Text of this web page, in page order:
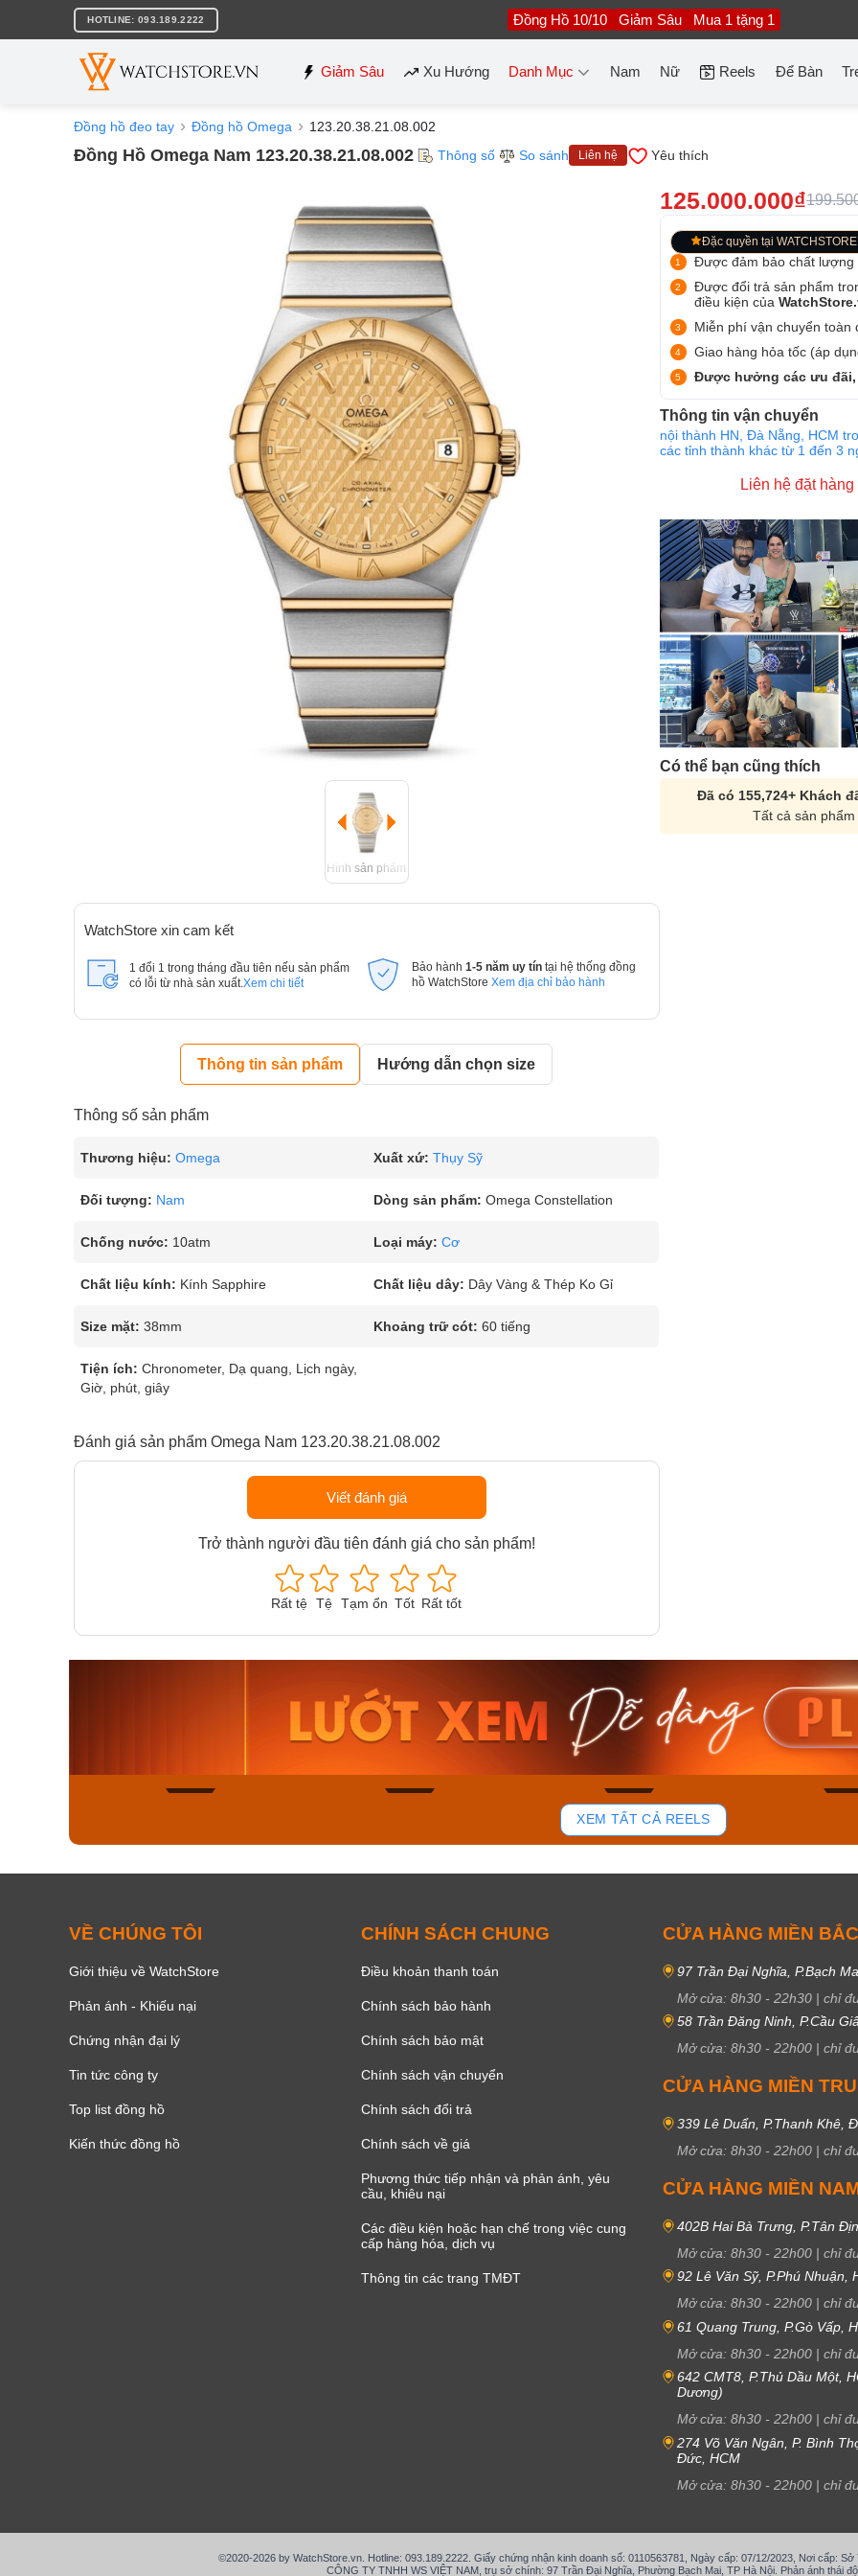
nội
HOTLINE: 093.189.2222 Đồng Hồ 10/10 Giảm Sâu Mua 1 tặng 1
Giảm Sâu Xu Hướng Danh Mục Nam Nữ Reels Để Bàn
Đồng hồ đeo tay Đồng hồ Omega 123.20.38.21.08.002
Đồng Hồ Omega Nam 123.20.38.21.08.002 Thông số So sánh Liên hệ Yêu thích
Hình sản phẩm
WatchStore xin cam kết
1 đổi 1 trong tháng đầu tiên nếu sản phẩm
có lỗi từ nhà sản xuất. Xem chi tiết
Bảo hành 1-5 năm uy tín tại hệ thống đồng
hồ WatchStore Xem địa chỉ bảo hành
Thông tin sản phẩm Hướng dẫn chọn size
Thông số sản phẩm
Thương hiệu: Omega Xuất xứ: Thụy Sỹ
Đối tượng: Nam Dòng sản phẩm: Omega Constellation
Chống nước: 10atm Loại máy: Cơ
Chất liệu kính: Kính Sapphire Chất liệu dây: Dây Vàng & Thép Ko Gỉ
Size mặt: 38mm Khoảng trữ cót: 60 tiếng
Tiện ích: Chronometer, Dạ quang, Lịch ngày,
Giờ, phút, giây
Đánh giá sản phẩm Omega Nam 123.20.38.21.08.002
Viết đánh giá
Trở thành người đầu tiên đánh giá cho sản phẩm!
Rất tệ Tệ Tạm ổn Tốt Rất tốt
125.000.000₫
Đặc quyền tại WATCHSTORE
Được đảm bảo chất lượng
Được đổi trả sản phẩm
điều kiện của
Miễn phí vận chuyển toàn
Giao hàng hỏa tốc (áp
Được hưởng các ưu đãi,
Thông tin vận chuyển
nội thành HN, Đà Nẵng, HCM
các tỉnh thành khác từ 1 đến 3
Liên hệ đặt hàng
Có thể bạn cũng thích
Đã có 155,724+ Khách
Tất cả sản
Casio Nam MTS-
115D-1AVDF
2.823.000₫
2.399.550₫
Mua ngay
37
Casio Nam MTS-
RS100L-1AVDF
4.276.000₫
3.634.600₫
Casio
230EL-
Mua
XEM TẤT CẢ REELS
VỀ CHÚNG TÔI
Giới thiệu về WatchStore
Phản ánh - Khiếu nại
Chứng nhận đại lý
Tin tức công ty
Top list đồng hồ
Kiến thức đồng hồ
CHÍNH SÁCH CHUNG
Điều khoản thanh toán
Chính sách bảo hành
Chính sách bảo mật
Chính sách vận chuyển
Chính sách đổi trả
Chính sách về giá
Phương thức tiếp nhận và phản ánh, yêu
cầu, khiêu nại
Các điều kiện hoặc hạn chế trong việc cung
cấp hàng hóa, dịch vụ
Thông tin các trang TMĐT
CỬA HÀNG MIỀN BẮC
97 Trần Đại Nghĩa, P.Bạch
Mở cửa: 8h30 - 22h30 | chỉ
58 Trần Đăng Ninh, P.Cầu
Mở cửa: 8h30 - 22h00 | chỉ
CỬA HÀNG MIỀN
339 Lê Duẩn, P.Thanh Khê,
Mở cửa: 8h30 - 22h00 | chỉ
CỬA HÀNG MIỀN
402B Hai Bà Trưng, P.Tân
Mở cửa: 8h30 - 22h00 | chỉ
92 Lê Văn Sỹ, P.Phú Nhuận,
Mở cửa: 8h30 - 22h00 | chỉ
61 Quang Trung, P.Gò Vấp,
Mở cửa: 8h30 - 22h00 | chỉ
642 CMT8, P.Thủ Dầu Một,
Dương)
Mở cửa: 8h30 - 22h00 | chỉ
274 Võ Văn Ngân, P. Bình
Đức, HCM
Mở cửa: 8h30 - 22h00 | chỉ
©2020-2026 by WatchStore.vn. Hotline: 093.189.2222. Giấy chứng nhận kinh doanh số: 0110563781, Ngày cấp: 07/12/2023, Nơi cấp:
CÔNG TY TNHH WS VIỆT NAM, trụ sở chính: 97 Trần Đại Nghĩa, Phường Bạch Mai, TP Hà Nội. Phản ánh thái